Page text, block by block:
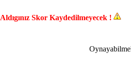
Skor Kaydedilmeyecek !